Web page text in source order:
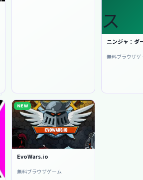
ニンジャ：ダ
無料ブラウザゲ
NEW
EvoWars.io
無料ブラウザゲーム